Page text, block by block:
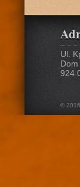
Ul.
924
©